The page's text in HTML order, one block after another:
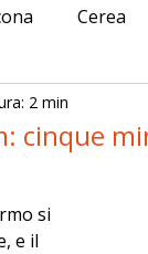
Cerea
cinque
2 min
si
e il